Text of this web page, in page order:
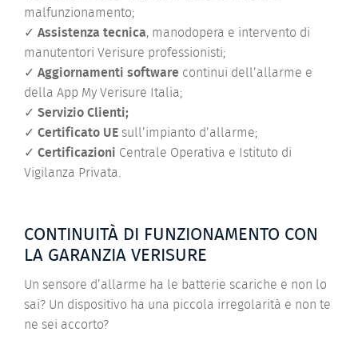
malfunzionamento;
✓ Assistenza tecnica, manodopera e intervento di
manutentori Verisure professionisti;
✓ Aggiornamenti software continui dell’allarme e
della App My Verisure Italia;
✓ Servizio Clienti;
✓ Certificato UE sull’impianto d’allarme;
✓ Certificazioni Centrale Operativa e Istituto di
Vigilanza Privata.
CONTINUITÀ DI FUNZIONAMENTO CON
LA GARANZIA VERISURE
Un sensore d’allarme ha le batterie scariche e non lo
sai? Un dispositivo ha una piccola irregolarità e non te
ne sei accorto?